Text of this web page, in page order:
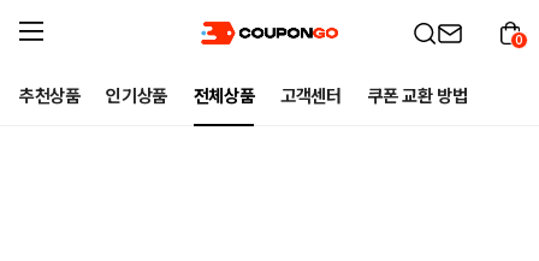
추천상품 인기상품 전체상품 고객센터 쿠폰 교환 방법
0